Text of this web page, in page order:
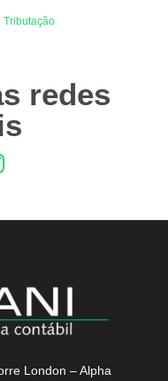
Tributação
redes
London – Alpha